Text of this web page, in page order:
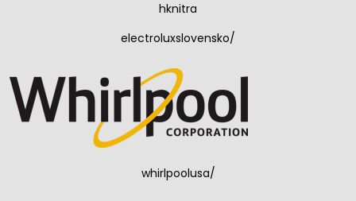
hknitra
electroluxslovensko/
whirlpoolusa/